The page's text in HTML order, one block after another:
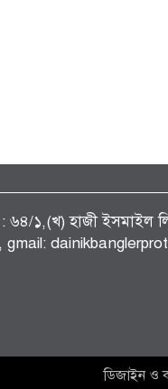
: ৬৪/১,(খ) হাজী ইসমাইল
ডিজাইন ও